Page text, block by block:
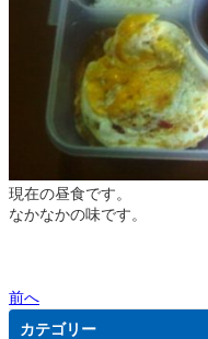
現在の昼食です。
なかなかの味です。
前へ
カテゴリー